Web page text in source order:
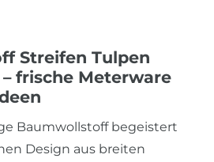
Streifen Tulpen
frische Meterware
Baumwollstoff begeistert
Design aus breiten